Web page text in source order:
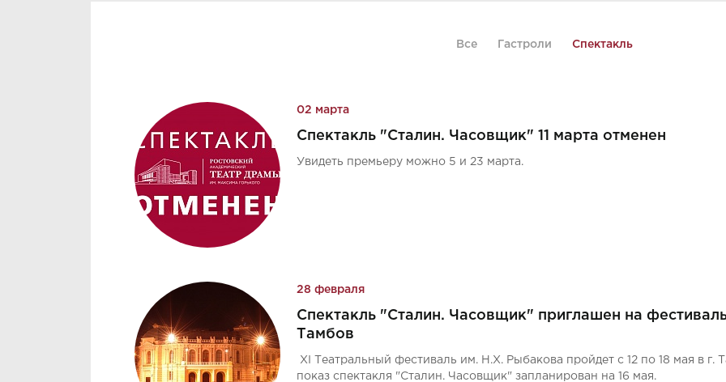
Все Гастроли Спектакль
02 марта
Спектакль "Сталин. Часовщик" 11 марта отменен
Увидеть премьеру можно 5 и 23 марта.
28 февраля
Спектакль "Сталин. Часовщик" приглашен на
Тамбов
XI Театральный фестиваль им. Н.Х. Рыбакова пройдет с 12 по 18 мая в г.
показ спектакля "Сталин. Часовщик" запланирован на 16 мая.